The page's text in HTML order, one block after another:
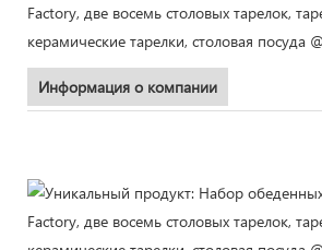
Информация о компании